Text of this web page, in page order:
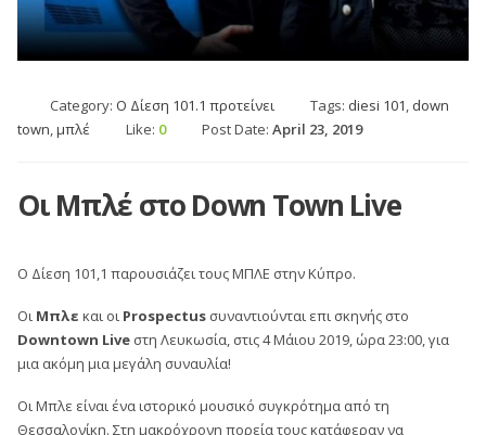
Category: Ο Δίεση 101.1 προτείνει Tags: diesi 101, down
town,μπλέ Like: 0 Post Date: April 23, 2019
Οι Μπλέ στο Down Town Live
Ο Δίεση 101,1 παρουσιάζει τους ΜΠΛΕ στην Κύπρο.
Οι Μπλε και οι Prospectus συναντιούνται επι σκηνής στο
Downtown Live στη Λευκωσία, στις 4 Μάιου 2019, ώρα 23:00, για
μια ακόμη μια μεγάλη συναυλία!
Οι Μπλε είναι ένα ιστορικό μουσικό συγκρότημα από τη
Θεσσαλονίκη. Στη μακρόχρονη πορεία τους κατάφεραν να